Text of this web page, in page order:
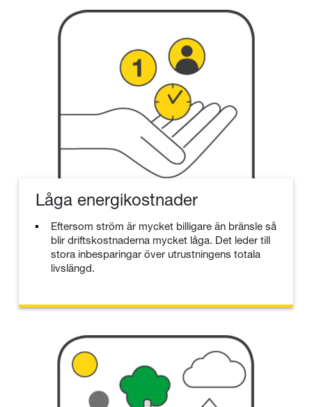
Låga energikostnader
Eftersom ström är mycket billigare än bränsle så
blir driftskostnaderna mycket låga. Det leder till
stora inbesparingar över utrustningens totala
livslängd.